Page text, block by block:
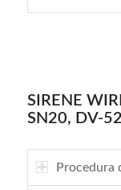
SIRENE
SN20, DV-
Procedura